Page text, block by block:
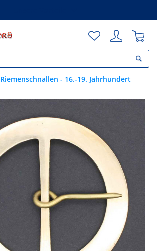
Riemenschnallen - 16.-19. Jahrhundert